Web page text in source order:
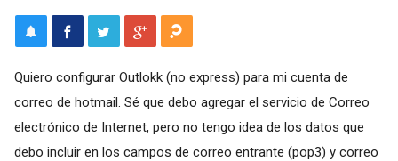
Quiero configurar Outlokk (no express) para mi cuenta de
correo de hotmail. Sé que debo agregar el servicio de Correo
electrónico de Internet, pero no tengo idea de los datos que
debo incluir en los campos de correo entrante (pop3) y correo